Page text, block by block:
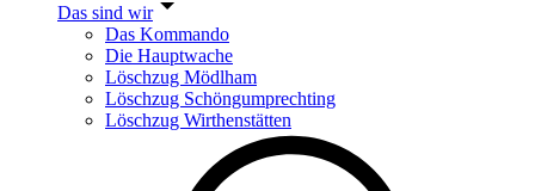
Das sind wir
Das Kommando
Die Hauptwache
Löschzug Mödlham
Löschzug Schöngumprechting
Löschzug Wirthenstätten